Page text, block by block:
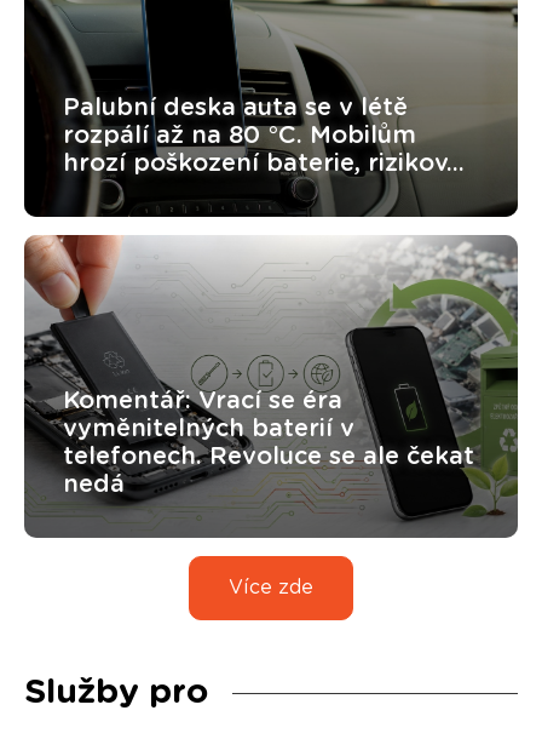
Palubní deska auta se v létě
rozpálí až na 80 °C. Mobilům
hrozí poškození baterie, rizikov...
Komentář: Vrací se éra
vyměnitelných baterií v
telefonech. Revoluce se ale čekat
nedá
Více zde
Služby pro